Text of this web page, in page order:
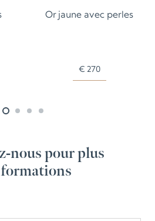
Or jaune avec perles
€ 270
nous pour plus